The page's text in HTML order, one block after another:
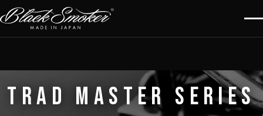
TRAD MASTER SERIES